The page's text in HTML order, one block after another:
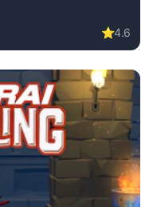
⭐4.6
free. adventure